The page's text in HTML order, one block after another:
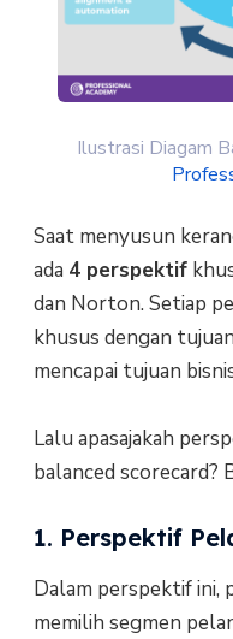
Ilustrasi Diagam
Saat menyusun
ada 4 perspektif
dan Norton. Setiap
khusus dengan
mencapai tujuan
Lalu apasajakah
balanced scorecard?
1. Perspektif
Dalam perspektif ini,
memilih segmen